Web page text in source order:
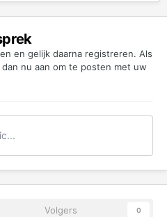
en gelijk daarna registreren. Als
nu aan om te posten met uw
Volgers 0